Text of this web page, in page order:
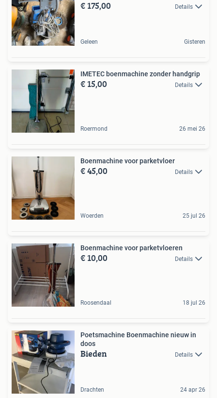
€ 175,00 Details
Geleen Gisteren
IMETEC boenmachine zonder handgrip
€ 15,00 Details
Roermond 26 mei 26
Boenmachine voor parketvloer
€ 45,00 Details
Woerden 25 jul 26
Boenmachine voor parketvloeren
€ 10,00 Details
Roosendaal 18 jul 26
Poetsmachine Boenmachine nieuw in
doos
Bieden Details
Drachten 24 apr 26